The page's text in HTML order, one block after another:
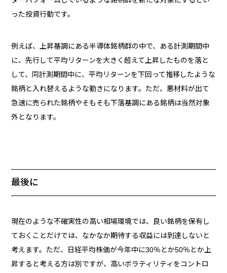
った投資行動です。
例えば、上昇基調にある半導体銘柄群の中で、ある計測期間中
に、先行して平均リターンを大きく超えて上昇したものを落と
して、同計測期間中に、平均リターンを下回って推移したような
銘柄と入れ替えるような動きになります。ただ、悪材料が出て
急速に売られた銘柄やそもそも下落基調にある銘柄は当然対象
外となります。
最後に
現在のような不確実性の高い相場環境では、良い銘柄を保有し
ておくことだけでは、なかなか期待する収益には到達しないと
考えます。ただ、日経平均株価が今年中に30％とか50％とか上
昇すると考える方は別ですが、高いボラティリティをコントロ